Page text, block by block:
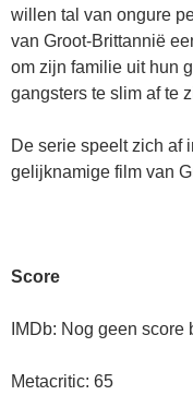
willen tal van ongure
van Groot-Brittannië
om zijn familie uit hun
gangsters te slim af te
De serie speelt zich af
gelijknamige film van
Score
IMDb: Nog geen score
Metacritic: 65